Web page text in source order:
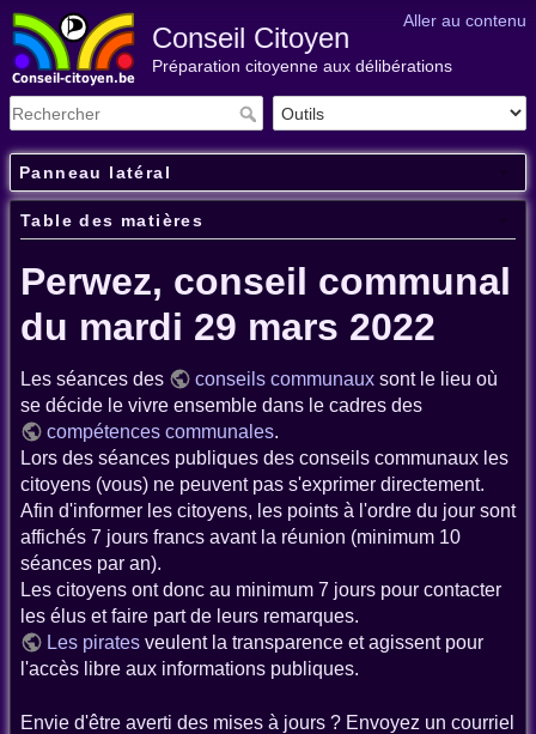
Aller au contenu
Conseil Citoyen
Préparation citoyenne aux délibérations
Panneau latéral
Table des matières
Perwez, conseil communal
du mardi 29 mars 2022
Les séances des conseils communaux sont le lieu où
se décide le vivre ensemble dans le cadres des
compétences communales.
Lors des séances publiques des conseils communaux les
citoyens (vous) ne peuvent pas s'exprimer directement.
Afin d'informer les citoyens, les points à l'ordre du jour sont
affichés 7 jours francs avant la réunion (minimum 10
séances par an).
Les citoyens ont donc au minimum 7 jours pour contacter
les élus et faire part de leurs remarques.
Les pirates veulent la transparence et agissent pour
l'accès libre aux informations publiques.
Envie d'être averti des mises à jours ? Envoyez un courriel